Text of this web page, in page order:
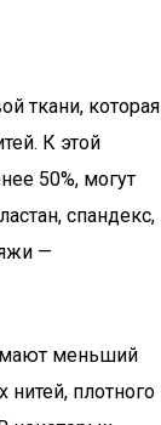
ткани, которая
К этой
50%, могут
спандекс,
—
меньший
плотного